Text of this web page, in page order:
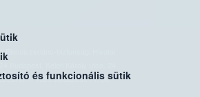
és funkcionális sütik
Élelmiszerlánc-biztonsági Hivatal
cím: 1525 Budapest. Pf. 30.